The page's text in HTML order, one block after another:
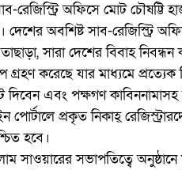
রেজিস্ট্রি অফিসে মোট চৌষট্টি
দেশের অবশিষ্ট সাব-
সারা দেশের বিবাহ
করেছে যার মাধ্যমে প্রত্যেক
এবং পক্ষগণ
প্রকৃত নিকাহ্
হবে।
সভাপতিত্বে অনুষ্ঠানে